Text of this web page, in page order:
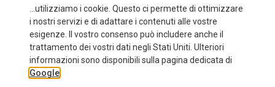
CMP
Maglietta funzionale donna
9,95 €
3XL
...utilizziamo i cookie. Questo ci permette di ottimizzare
i nostri servizi e di adattare i contenuti alle vostre
esigenze. Il vostro consenso può includere anche il
trattamento dei vostri dati negli Stati Uniti. Ulteriori
informazioni sono disponibili sulla pagina dedicata di
Google